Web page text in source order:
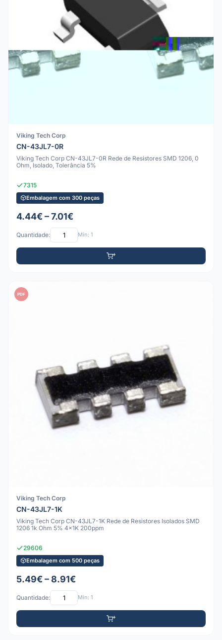
Viking Tech Corp
CN-43JL7-0R
Viking Tech Corp CN-43JL7-0R Rede de Resistores SMD 1206, 0
Ohm, Isolado, Tolerância 5%
7315
Embalagem com 300 peças
4.44€ – 7.01€
Quantidade: Mín: 1
PDF
Viking Tech Corp
CN-43JL7-1K
Viking Tech Corp CN-43JL7-1K Rede de Resistores Isolados SMD
1206 1k Ohm 5% 4x1K 200ppm
29606
Embalagem com 500 peças
5.49€ – 8.91€
Quantidade: Mín: 1